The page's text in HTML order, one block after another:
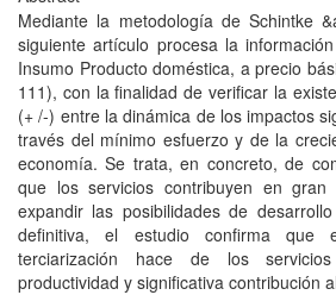
Mediante la metodología de Schintke
siguiente artículo procesa la
Insumo Producto doméstica, a precio
111), con la finalidad de verificar la
(+ /-) entre la dinámica de los impactos
través del mínimo esfuerzo y de la
economía. Se trata, en concreto, de
que los servicios contribuyen en
expandir las posibilidades de
definitiva, el estudio confirma que
terciarización hace de los
productividad y significativa contribución